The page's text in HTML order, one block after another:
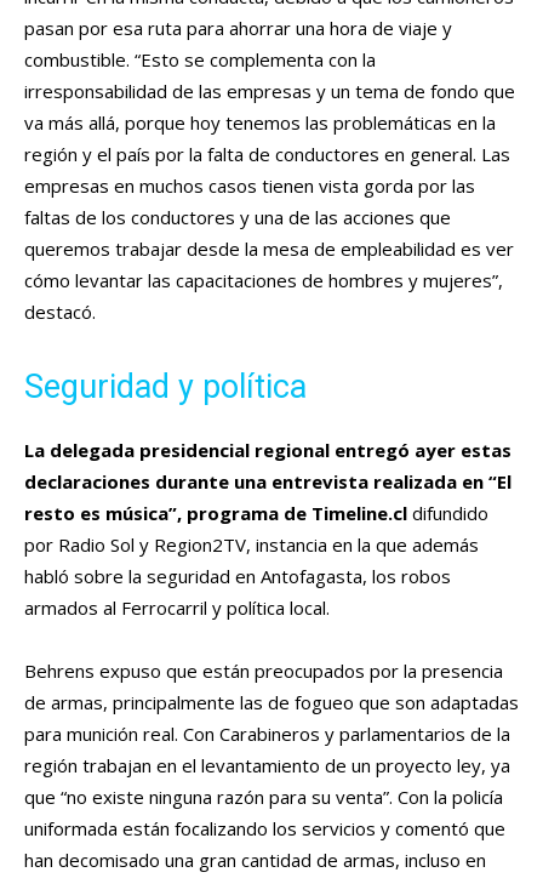
pasan por esa ruta para ahorrar una hora de viaje y
combustible. “Esto se complementa con la
irresponsabilidad de las empresas y un tema de fondo que
va más allá, porque hoy tenemos las problemáticas en la
región y el país por la falta de conductores en general. Las
empresas en muchos casos tienen vista gorda por las
faltas de los conductores y una de las acciones que
queremos trabajar desde la mesa de empleabilidad es ver
cómo levantar las capacitaciones de hombres y mujeres”,
destacó.
Seguridad y política
La delegada presidencial regional entregó ayer estas
declaraciones durante una entrevista realizada en “El
resto es música”, programa de Timeline.cl difundido
por Radio Sol y Region2TV, instancia en la que además
habló sobre la seguridad en Antofagasta, los robos
armados al Ferrocarril y política local.
Behrens expuso que están preocupados por la presencia
de armas, principalmente las de fogueo que son adaptadas
para munición real. Con Carabineros y parlamentarios de la
región trabajan en el levantamiento de un proyecto ley, ya
que “no existe ninguna razón para su venta”. Con la policía
uniformada están focalizando los servicios y comentó que
han decomisado una gran cantidad de armas, incluso en